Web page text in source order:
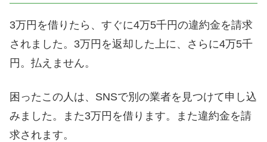
3万円を借りたら、すぐに4万5千円の違約金を請求
されました。3万円を返却した上に、さらに4万5千
円。払えません。
困ったこの人は、SNSで別の業者を見つけて申し込
みました。また3万円を借ります。また違約金を請
求されます。